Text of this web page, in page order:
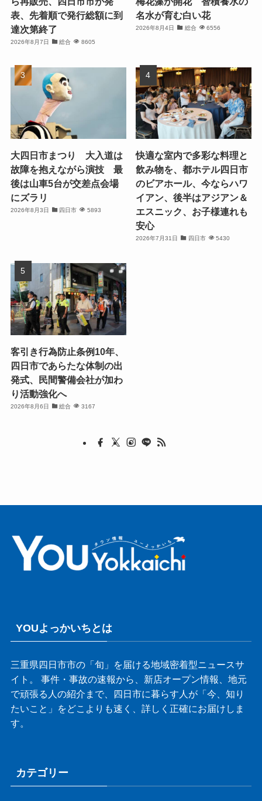
表、先着順で発行総額に到
達次第終了
2026年8月7日 総合 8605
名水が育む白い花
2026年8月4日 総合 6556
大四日市まつり 大入道は
故障を抱えながら演技 最
後は山車5台が交差点会場
にズラリ
2026年8月3日 四日市 5893
快適な室内で多彩な料理と
飲み物を、都ホテル四日市
のビアホール、今ならハワ
イアン、後半はアジアン＆
エスニック、お子様連れも
安心
2026年7月31日 四日市 5430
客引き行為防止条例10年、
四日市であらたな体制の出
発式、民間警備会社が加わ
り活動強化へ
2026年8月6日 総合 3167
YOUよっかいちとは
三重県四日市市の「旬」を届ける地域密着型ニュースサ
イト。 事件・事故の速報から、新店オープン情報、地元
で頑張る人の紹介まで、四日市に暮らす人が「今、知り
たいこと」をどこよりも速く、詳しく正確にお届けしま
す。
カテゴリー